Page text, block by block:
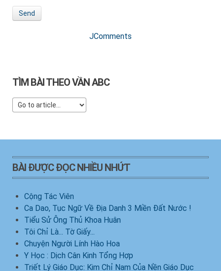
Send
JComments
TÌM BÀI THEO VẦN ABC
BÀI ĐƯỢC ĐỌC NHIỀU NHỨT
Cộng Tác Viên
Ca Dao, Tục Ngữ Về Địa Danh 3 Miền Đất Nước !
Tiểu Sử Ông Thủ Khoa Huân
Tôi Chỉ Là... Tờ Giấy...
Chuyện Người Lính Hào Hoa
Y Học : Dịch Cân Kinh Tổng Hợp
Triết Lý Giáo Dục: Kim Chỉ Nam Của Nền Giáo Dục